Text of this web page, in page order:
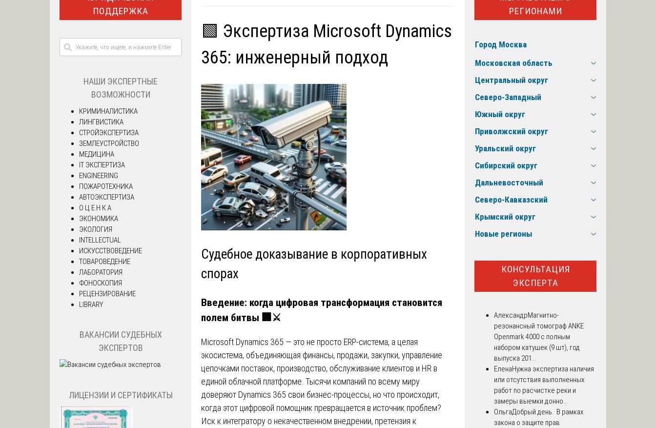
🟩 Экспертиза Microsoft Dynamics
365: инженерный подход
Судебное доказывание в корпоративных
спорах
Введение: когда цифровая трансформация становится
полем битвы 🏢⚔️
Microsoft Dynamics 365 — это не просто ERP-система, а целая
экосистема, объединяющая финансы, продажи, закупки, управление
цепочками поставок, производство, обслуживание клиентов и HR в
единой облачной платформе. Тысячи компаний по всему миру
доверяют Dynamics 365 свои бизнес-процессы, но что происходит,
когда этот цифровой помощник превращается в источник проблем?
Иск к интегратору о некачественном внедрении, претензия к
ПОДДЕРЖКА
НАШИ ЭКСПЕРТНЫЕ
ВОЗМОЖНОСТИ
КРИМИНАЛИСТИКА
ЛИНГВИСТИКА
СТРОЙЭКСПЕРТИЗА
ЗЕМЛЕУСТРОЙСТВО
МЕДИЦИНА
IT ЭКСПЕРТИЗА
ENGINEERING
ПОЖАРОТЕХНИКА
АВТОЭКСПЕРТИЗА
О Ц Е Н К А
ЭКОНОМИКА
ЭКОЛОГИЯ
INTELLECTUAL
ИСКУССТВОВЕДЕНИЕ
ТОВАРОВЕДЕНИЕ
ЛАБОРАТОРИЯ
ФОНОСКОПИЯ
РЕЦЕНЗИРОВАНИЕ
LIBRARY
ВАКАНСИИ СУДЕБНЫХ
ЭКСПЕРТОВ
ЛИЦЕНЗИИ И СЕРТИФИКАТЫ
РЕГИОНАМИ
Город Москва
Московская область
Центральный округ
Северо-Западный
Южный округ
Приволжский округ
Уральский округ
Сибирский округ
Дальневосточный
Северо-Кавказский
Крымский округ
Новые регионы
КОНСУЛЬТАЦИЯ
ЭКСПЕРТА
АлександрМагнитно-
резонансный томограф ANKE
Openmark 4000 с полным
набором катушек (9 шт), год
выпуска 201...
ЕленаНужна экспертиза наличия
или отсутствия выполненных
работ по расчистке реки и
замеры выемки донно...
ОльгаДобрый день. В рамках
закона о защите прав